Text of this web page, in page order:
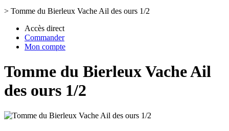
> Tomme du Bierleux Vache Ail des ours 1/2
Accès direct
Commander
Mon compte
Tomme du Bierleux Vache Ail
des ours 1/2